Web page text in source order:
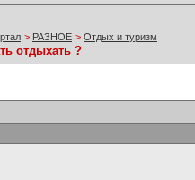
> РАЗНОЕ > Отдых и туризм
отдыхать ?